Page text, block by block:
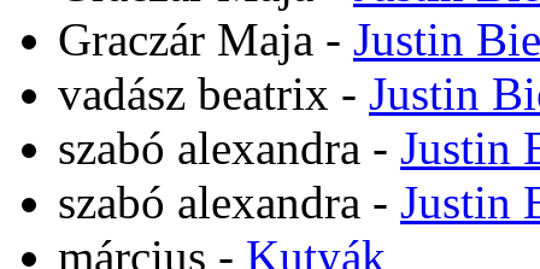
Graczár Maja - Justin
vadász beatrix - Justin
szabó alexandra - Justin
szabó alexandra - Justin
március - Kutyák